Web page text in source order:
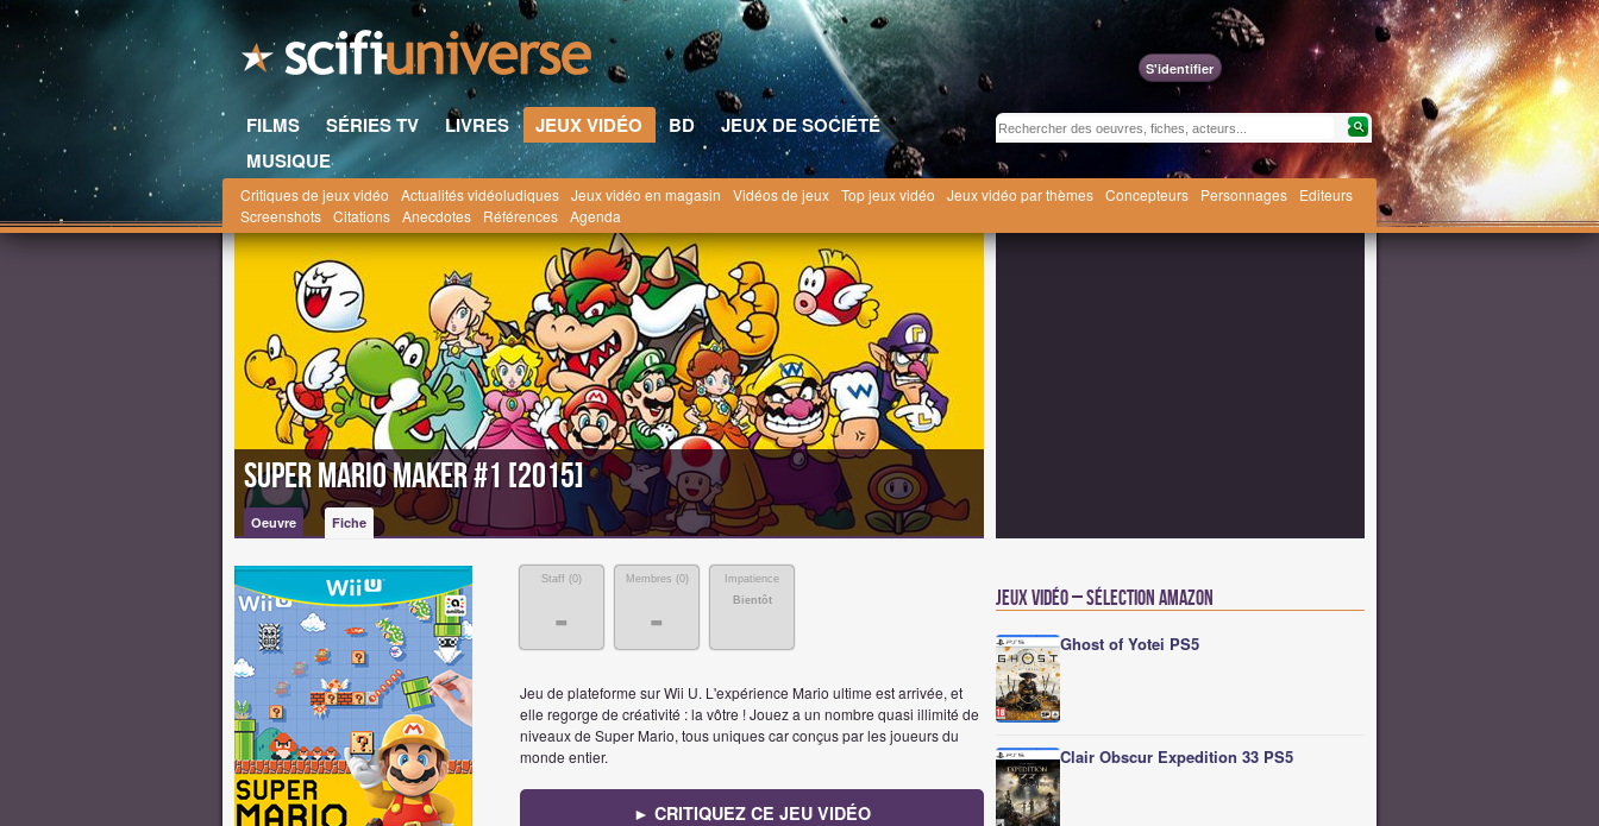
S'identifier
FILMS SÉRIES TV LIVRES JEUX VIDÉO BD
JEUX DE SOCIÉTÉ
MUSIQUE
Critiques de jeux vidéo Actualités vidéoludiques Jeux vidéo en magasin Vidéos de jeux Top jeux vidéo Jeux vidéo par thèmes Concepteurs Personnages
Editeurs
Screenshots Citations Anecdotes Références Agenda
Scifi-Universe.com la saga Mario Jeux Vidéo Super Mario Maker Super Mario Maker #1 [2015]
Super Mario Maker #1 [2015]
Oeuvre Fiche
Staff (0)
-
Membres (0)
-
Impatience
Bientôt
Jeu de plateforme sur Wii U. L'expérience Mario ultime est arrivée, et
elle regorge de créativité : la vôtre ! Jouez a un nombre quasi illimité de
niveaux de Super Mario, tous uniques car conçus par les joueurs du
monde entier.
► CRITIQUEZ CE JEU VIDÉO
Jeux vidéo – Sélection Amazon
Ghost of Yotei PS5
Clair Obscur Expedition 33 PS5